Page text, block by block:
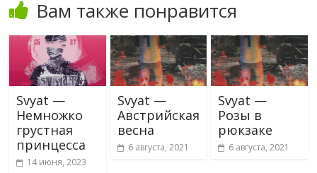
Вам также понравится
Svyat —
Немножко
грустная
принцесса
14 июня, 2023
Svyat —
Австрийская
весна
6 августа, 2021
Svyat —
Розы в
рюкзаке
6 августа, 2021